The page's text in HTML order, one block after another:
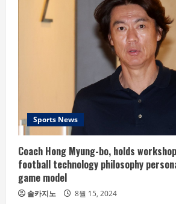
Sports News
Coach Hong Myung-bo, holds
football technology philosophy
game model
솔카지노 8월 15, 2024